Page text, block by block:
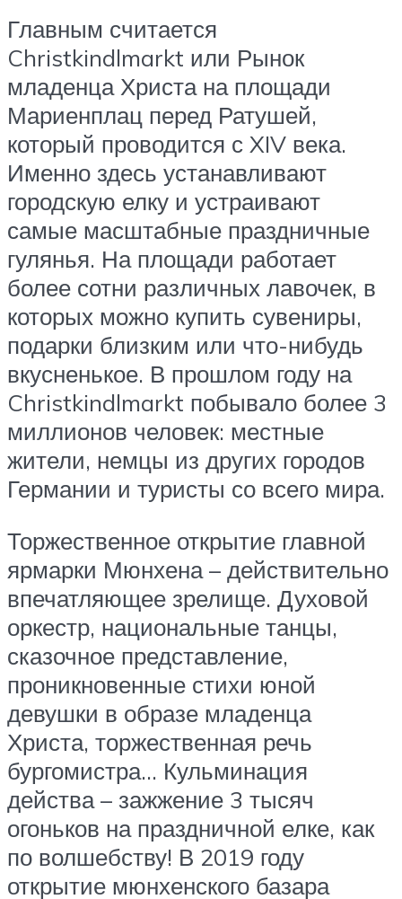
Главным считается
Christkindlmarkt или Рынок
младенца Христа на площади
Мариенплац перед Ратушей,
который проводится с XIV века.
Именно здесь устанавливают
городскую елку и устраивают
самые масштабные праздничные
гулянья. На площади работает
более сотни различных лавочек, в
которых можно купить сувениры,
подарки близким или что-нибудь
вкусненькое. В прошлом году на
Christkindlmarkt побывало более 3
миллионов человек: местные
жители, немцы из других городов
Германии и туристы со всего мира.
Торжественное открытие главной
ярмарки Мюнхена – действительно
впечатляющее зрелище. Духовой
оркестр, национальные танцы,
сказочное представление,
проникновенные стихи юной
девушки в образе младенца
Христа, торжественная речь
бургомистра… Кульминация
действа – зажжение 3 тысяч
огоньков на праздничной елке, как
по волшебству! В 2019 году
открытие мюнхенского базара